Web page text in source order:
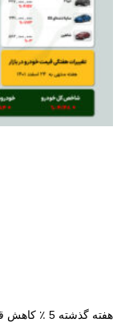
هفته گذشته 5 ٪ کاهش قیمت خودرو